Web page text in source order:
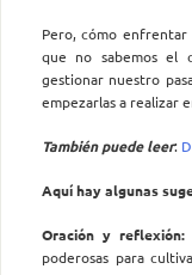
Pero, cómo enfrentar
que no sabemos el
gestionar nuestro
empezarlas a realizar
También puede leer:
Aquí hay algunas
Oración y reflexión:
poderosas para